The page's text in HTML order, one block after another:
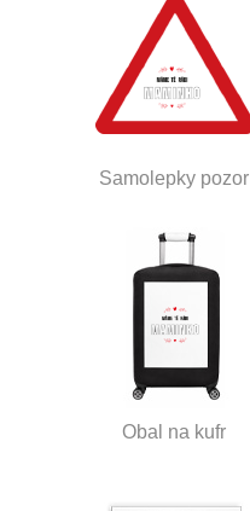
Samolepky pozor
Obal na kufr